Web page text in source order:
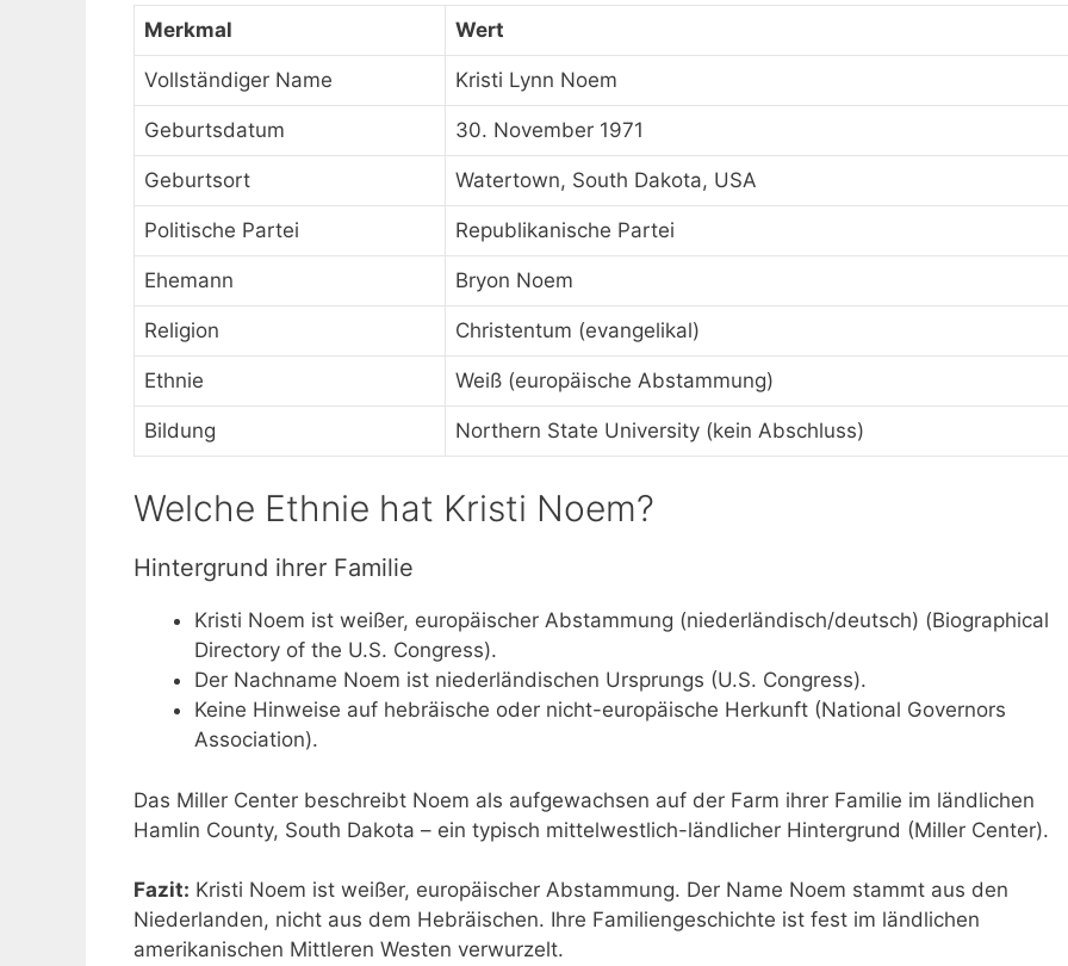
Merkmal
Wert
Vollständiger Name Kristi Lynn Noem
Geburtsdatum 30. November 1971
Geburtsort Watertown, South Dakota, USA
Politische Partei Republikanische Partei
Ehemann Bryon Noem
Religion Christentum (evangelikal)
Ethnie Weiß (europäische Abstammung)
Bildung Northern State University (kein Abschluss)
Welche Ethnie hat Kristi Noem?
Hintergrund ihrer Familie
Kristi Noem ist weißer, europäischer Abstammung (niederländisch/deutsch) (Biographical
Directory of the U.S. Congress).
Der Nachname Noem ist niederländischen Ursprungs (U.S. Congress).
Keine Hinweise auf hebräische oder nicht-europäische Herkunft (National Governors
Association).
Das Miller Center beschreibt Noem als aufgewachsen auf der Farm ihrer Familie im ländlichen
Hamlin County, South Dakota – ein typisch mittelwestlich-ländlicher Hintergrund (Miller Center).
Fazit: Kristi Noem ist weißer, europäischer Abstammung. Der Name Noem stammt aus den
Niederlanden, nicht aus dem Hebräischen. Ihre Familiengeschichte ist fest im ländlichen
amerikanischen Mittleren Westen verwurzelt.